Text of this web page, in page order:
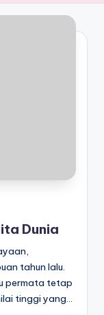
Dunia
tahun lalu.
permata tetap
tinggi yang…